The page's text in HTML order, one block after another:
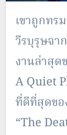
เขาถูกทรมานด้วยภาพลักษณ์ของ
วีรบุรุษจา
งานล่าสุด
A Quiet
ที่ดีที่สุดขอ
“The